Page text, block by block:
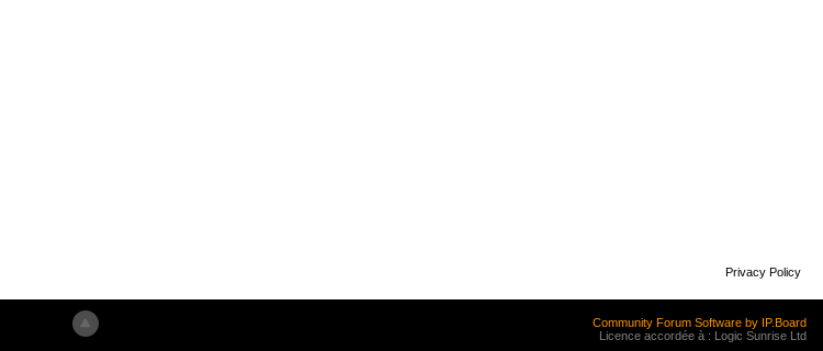
Privacy Policy
Community Forum Software by IP.Board
Licence accordée à : Logic Sunrise Ltd